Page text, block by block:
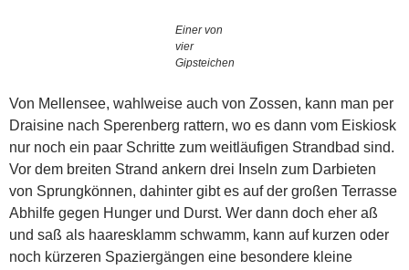
Einer von
vier
Gipsteichen
Von Mellensee, wahlweise auch von Zossen, kann man per
Draisine nach Sperenberg rattern, wo es dann vom Eiskiosk
nur noch ein paar Schritte zum weitläufigen Strandbad sind.
Vor dem breiten Strand ankern drei Inseln zum Darbieten
von Sprungkönnen, dahinter gibt es auf der großen Terrasse
Abhilfe gegen Hunger und Durst. Wer dann doch eher aß
und saß als haaresklamm schwamm, kann auf kurzen oder
noch kürzeren Spaziergängen eine besondere kleine